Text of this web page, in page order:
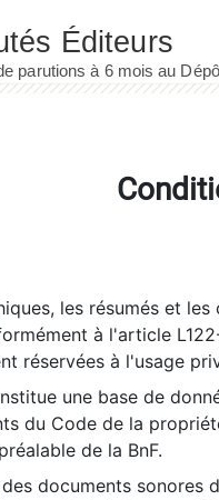
les résumés et
à l'article
réservées à l'usage
une base de
du Code de la
de la BnF.
documents sonores